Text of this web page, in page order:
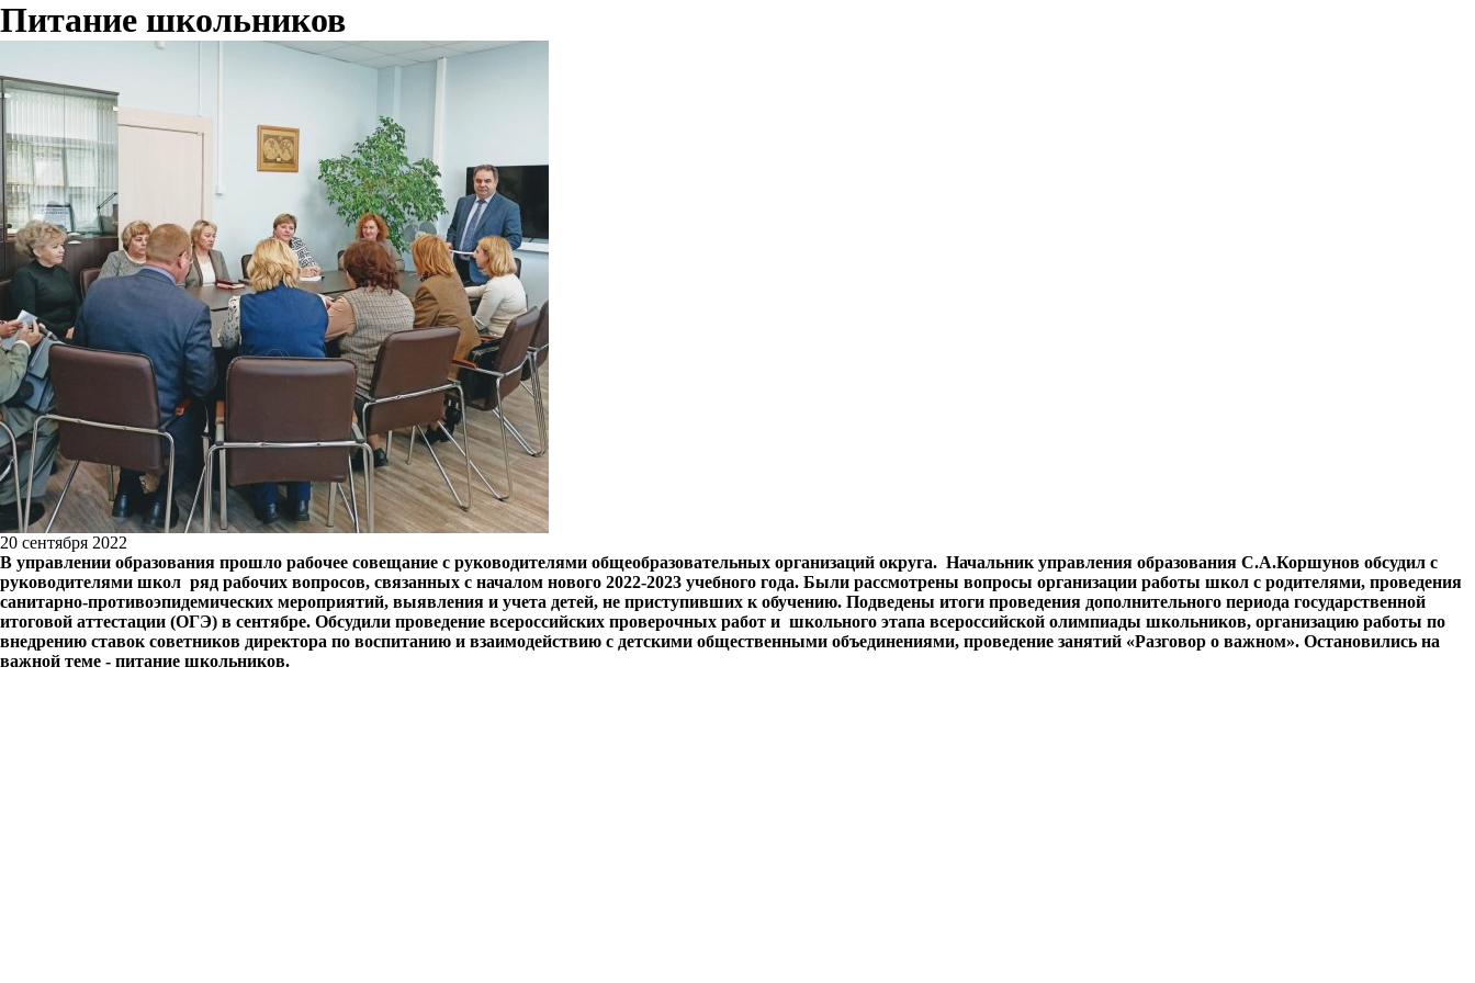
Питание школьников
20 сентября 2022
В управлении образования прошло рабочее совещание с руководителями общеобразовательных организаций округа. Начальник управления образования С.А.Коршунов обсудил с
руководителями школ ряд рабочих вопросов, связанных с началом нового 2022-2023 учебного года. Были рассмотрены вопросы организации работы школ с родителями, проведения
санитарно-противоэпидемических мероприятий, выявления и учета детей, не приступивших к обучению. Подведены итоги проведения дополнительного периода государственной
итоговой аттестации (ОГЭ) в сентябре. Обсудили проведение всероссийских проверочных работ и школьного этапа всероссийской олимпиады школьников, организацию работы по
внедрению ставок советников директора по воспитанию и взаимодействию с детскими общественными объединениями, проведение занятий «Разговор о важном». Остановились на
важной теме - питание школьников.